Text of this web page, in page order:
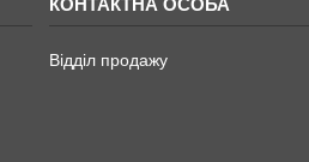
Відділ продажу